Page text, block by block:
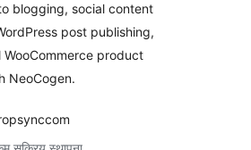
blogging, social content
post publishing,
product
NeoCogen.